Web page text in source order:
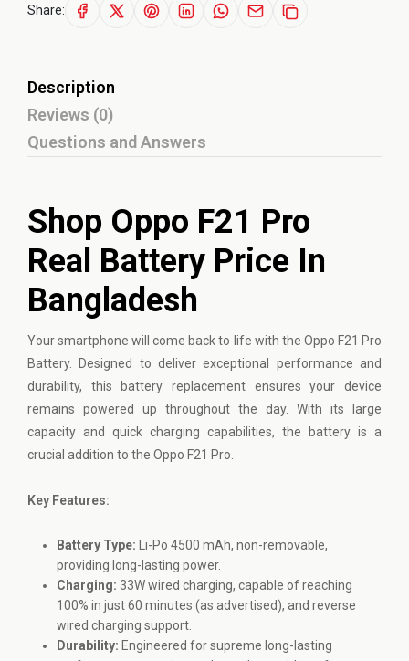
Share:
Description
Reviews (0)
Questions and Answers
Shop Oppo F21 Pro
Real Battery Price In
Bangladesh
Your smartphone will come back to life with the Oppo F21 Pro
Battery. Designed to deliver exceptional performance and
durability, this battery replacement ensures your device
remains powered up throughout the day. With its large
capacity and quick charging capabilities, the battery is a
crucial addition to the Oppo F21 Pro.
Key Features:
Battery Type: Li-Po 4500 mAh, non-removable,
providing long-lasting power.
Charging: 33W wired charging, capable of reaching
100% in just 60 minutes (as advertised), and reverse
wired charging support.
Durability: Engineered for supreme long-lasting